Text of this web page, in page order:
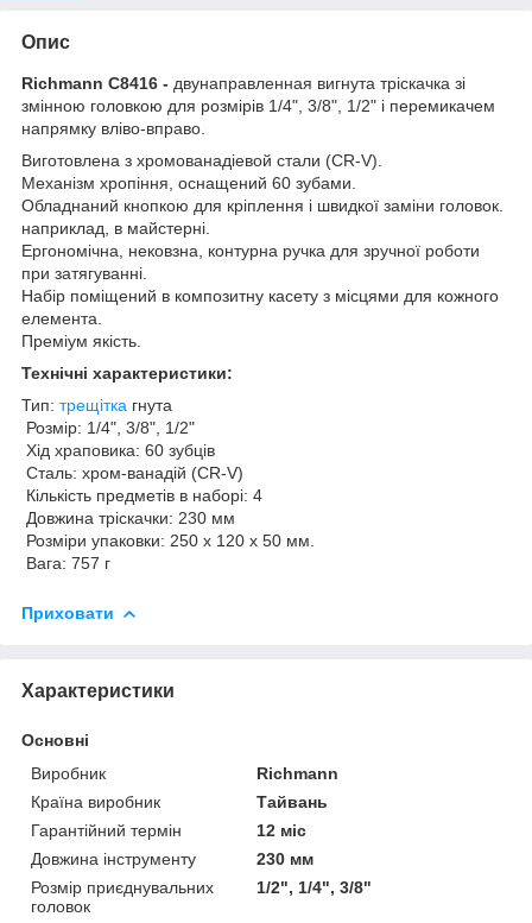
Опис
Richmann C8416 - двунаправленная вигнута тріскачка зі
змінною головкою для розмірів 1/4", 3/8", 1/2" і перемикачем
напрямку вліво-вправо.
Виготовлена з хромованадіевой стали (CR-V).
Механізм хропіння, оснащений 60 зубами.
Обладнаний кнопкою для кріплення і швидкої заміни головок.
наприклад, в майстерні.
Ергономічна, нековзна, контурна ручка для зручної роботи
при затягуванні.
Набір поміщений в композитну касету з місцями для кожного
елемента.
Преміум якість.
Технічні характеристики:
Тип: трещітка гнута
Розмір: 1/4", 3/8", 1/2"
Хід храповика: 60 зубців
Сталь: хром-ванадій (CR-V)
Кількість предметів в наборі: 4
Довжина тріскачки: 230 мм
Розміри упаковки: 250 х 120 х 50 мм.
Вага: 757 г
Приховати
Характеристики
Основні
Виробник
Richmann
Країна виробник
Тайвань
Гарантійний термін
12 міс
Довжина інструменту
230 мм
Розмір приєднувальних
головок
1/2", 1/4", 3/8"